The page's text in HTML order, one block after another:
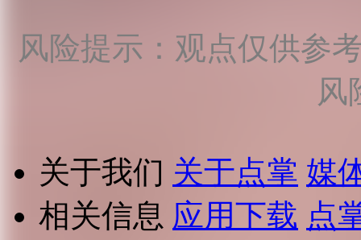
风险提示：观点仅供参
风
关于我们 关于点掌 媒
相关信息 应用下载 点